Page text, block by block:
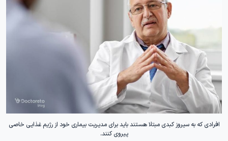
افرادی که به سیروز کبدی مبتلا هستند باید برای مدیریت بیماری خود از رژیم غذایی خاصی
پیروی کنند.